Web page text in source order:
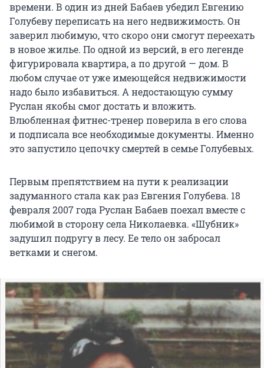
времени. В один из дней Бабаев убедил Евгению
Голубеву переписать на него недвижимость. Он
заверил любимую, что скоро они смогут переехать
в новое жилье. По одной из версий, в его легенде
фигурировала квартира, а по другой — дом. В
любом случае от уже имеющейся недвижимости
надо было избавиться. А недостающую сумму
Руслан якобы смог достать и вложить.
Влюбленная фитнес-тренер поверила в его слова
и подписала все необходимые документы. Именно
это запустило цепочку смертей в семье Голубевых.
Первым препятствием на пути к реализации
задуманного стала как раз Евгения Голубева. 18
февраля 2007 года Руслан Бабаев поехал вместе с
любимой в сторону села Николаевка. «Шубник»
задушил подругу в лесу. Ее тело он забросал
ветками и снегом.